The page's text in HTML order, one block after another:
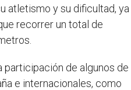
atletismo y su dificultad, ya
recorrer un total de
participación de algunos de
e internacionales, como